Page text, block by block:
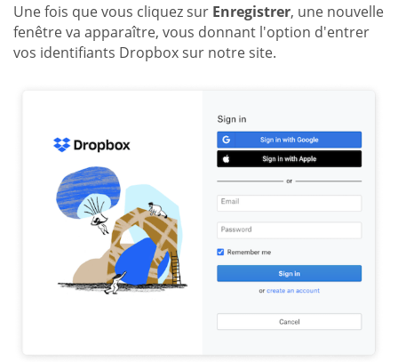
Une fois que vous cliquez sur Enregistrer, une nouvelle
fenêtre va apparaître, vous donnant l'option d'entrer
vos identifiants Dropbox sur notre site.